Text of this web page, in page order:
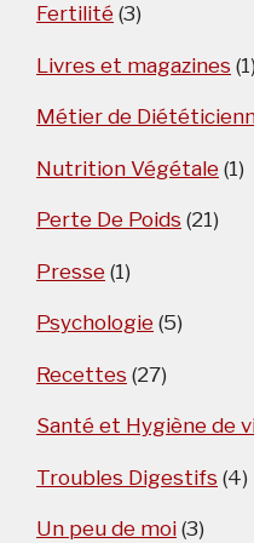
Fertilité (3)
Livres et magazines
Métier de
Nutrition Végétale (1)
Perte De Poids (21)
Presse (1)
Psychologie (5)
Recettes (27)
Santé et Hygiène de
Troubles Digestifs (4)
Un peu de moi (3)